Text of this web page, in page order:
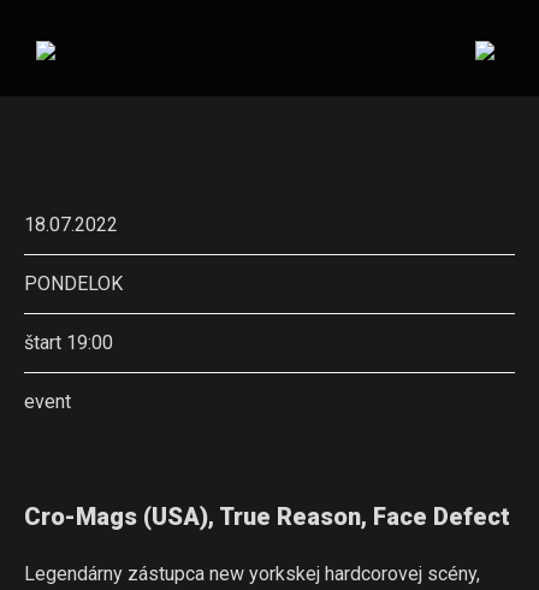
18.07.2022
PONDELOK
štart 19:00
event
Cro-Mags (USA), True Reason, Face Defect
Legendárny zástupca new yorkskej hardcorovej scény,